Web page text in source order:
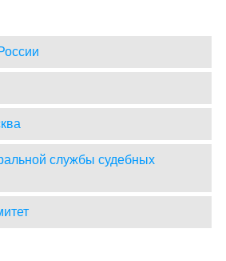
службы судебных